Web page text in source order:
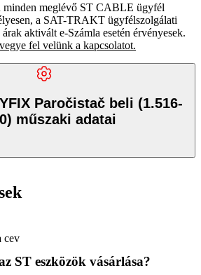
minden meglévő ST CABLE ügyfél
a SAT-TRAKT ügyfélszolgálati
aktivált e-Számla esetén érvényesek.
vegye fel velünk a kapcsolatot.
Paročistač beli (1.516-
műszaki adatai
cev
ST eszközök vásárlása?